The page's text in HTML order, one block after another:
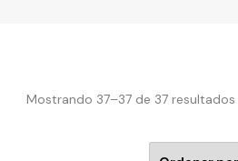
Mostrando 37–37 de 37 resultados